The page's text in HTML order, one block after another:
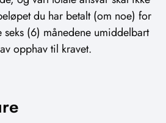
du har betalt (om noe) for
(6) månedene umiddelbart
opphav til kravet.